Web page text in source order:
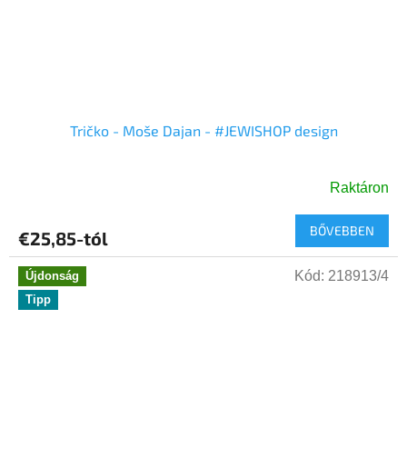
Tričko - Moše Dajan - #JEWISHOP design
átlagos
értékelése
5-
ből
5,0
Raktáron
€25,85-tól BŐVEBBEN
Újdonság
Tipp
Kód: 218913/4